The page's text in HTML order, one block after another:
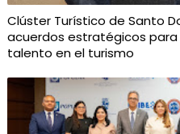
Clúster Turístico de Santo
acuerdos estratégicos para
talento en el turismo